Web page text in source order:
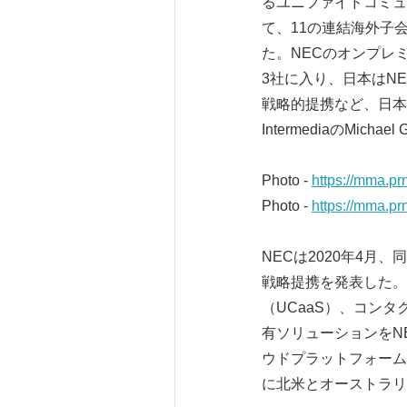
て、11の連結海外子
た。NECのオンプレ
3社に入り、日本は
戦略的提携など、日
IntermediaのMichael
Photo - https://
Photo - https://
NECは2020年4月、
戦略提携を発表した
（UCaaS）、コン
有ソリューションを
ウドプラットフォー
に北米とオーストラ